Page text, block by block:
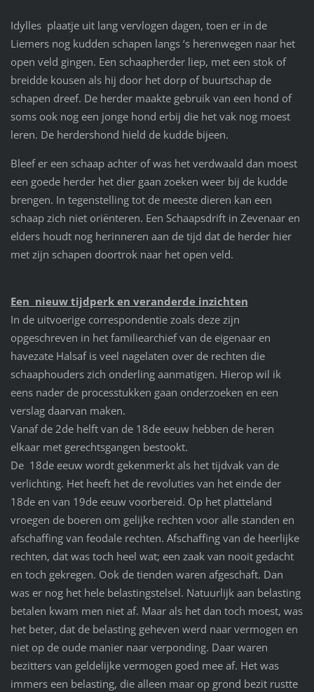
Idylles plaatje uit lang vervlogen dagen, toen er in de
Liemers nog kudden schapen langs ‘s herenwegen naar het
open veld gingen. Een schaapherder liep, met een stok of
breidde kousen als hij door het dorp of buurtschap de
schapen dreef. De herder maakte gebruik van een hond of
soms ook nog een jonge hond erbij die het vak nog moest
leren. De herdershond hield de kudde bijeen.
Bleef er een schaap achter of was het verdwaald dan moest
een goede herder het dier gaan zoeken weer bij de kudde
brengen. In tegenstelling tot de meeste dieren kan een
schaap zich niet oriënteren. Een Schaapsdrift in Zevenaar en
elders houdt nog herinneren aan de tijd dat de herder hier
met zijn schapen doortrok naar het open veld.
Een nieuw tijdperk en veranderde inzichten
In de uitvoerige correspondentie zoals deze zijn
opgeschreven in het familiearchief van de eigenaar en
havezate Halsaf is veel nagelaten over de rechten die
schaaphouders zich onderling aanmatigen. Hierop wil ik
eens nader de processtukken gaan onderzoeken en een
verslag daarvan maken.
Vanaf de 2de helft van de 18de eeuw hebben de heren
elkaar met gerechtsgangen bestookt.
De 18de eeuw wordt gekenmerkt als het tijdvak van de
verlichting. Het heeft het de revoluties van het einde der
18de en van 19de eeuw voorbereid. Op het platteland
vroegen de boeren om gelijke rechten voor alle standen en
afschaffing van feodale rechten. Afschaffing van de heerlijke
rechten, dat was toch heel wat; een zaak van nooit gedacht
en toch gekregen. Ook de tienden waren afgeschaft. Dan
was er nog het hele belastingstelsel. Natuurlijk aan belasting
betalen kwam men niet af. Maar als het dan toch moest, was
het beter, dat de belasting geheven werd naar vermogen en
niet op de oude manier naar verponding. Daar waren
bezitters van geldelijke vermogen goed mee af. Het was
immers een belasting, die alleen maar op grond bezit rustte